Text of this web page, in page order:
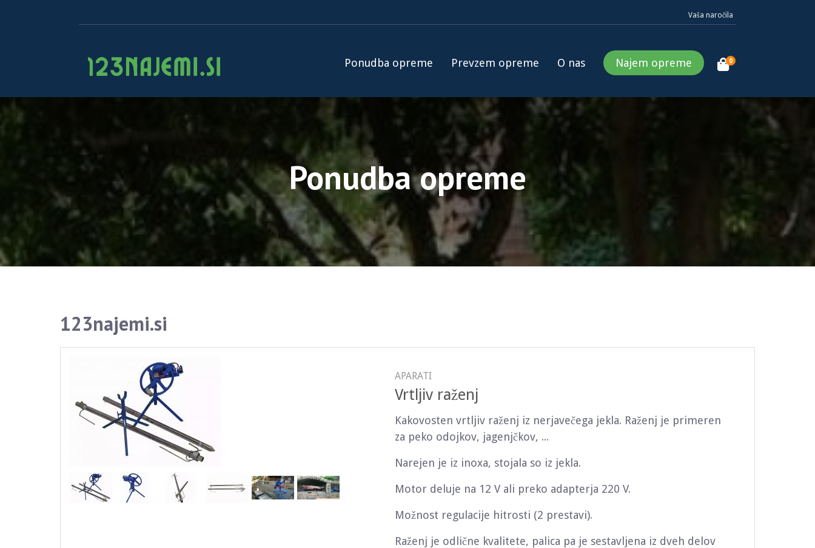
Vaša naročila
Ponudba opreme Prevzem opreme O nas Najem opreme 0
Ponudba opreme
123najemi.si
APARATI
Vrtljiv raženj
Kakovosten vrtljiv raženj iz nerjavečega jekla. Raženj je primeren
za peko odojkov, jagenjčkov, ...
Narejen je iz inoxa, stojala so iz jekla.
Motor deluje na 12 V ali preko adapterja 220 V.
Možnost regulacije hitrosti (2 prestavi).
Raženj je odlične kvalitete, palica pa je sestavljena iz dveh delov